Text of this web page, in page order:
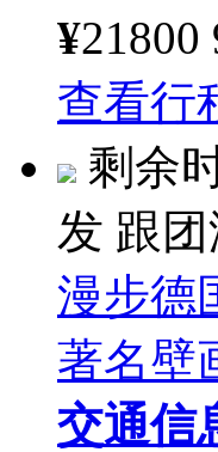
¥21800
查看行
剩余
发 跟
漫步德
著名壁
交通信